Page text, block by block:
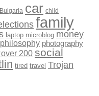
Bulgaria car child
family
laptop microblog money
philosophy photography
200 social
tired travel Trojan